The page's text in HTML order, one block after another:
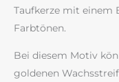
Taufkerze mit einem
Farbtönen.
Bei diesem Motiv
goldenen